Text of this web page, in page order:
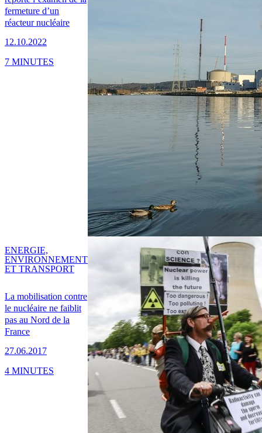
fermeture d’un
réacteur nucléaire
12.10.2022
7 MINUTES
La mobilisation contre
le nucléaire ne faiblit
pas au Nord de la
France
27.06.2017
ENERGIE,
ENVIRONNEMENT
ET TRANSPORT
4 MINUTES